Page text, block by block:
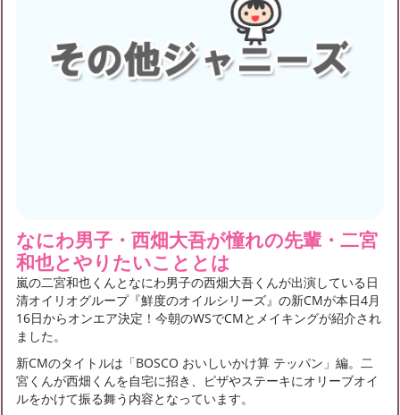
なにわ男子・西畑大吾が憧れの先輩・二宮
和也とやりたいこととは
嵐の二宮和也くんとなにわ男子の西畑大吾くんが出演している日
清オイリオグループ『鮮度のオイルシリーズ』の新CMが本日4月
16日からオンエア決定！今朝のWSでCMとメイキングが紹介され
ました。
新CMのタイトルは「BOSCO おいしいかけ算 テッパン」編。二
宮くんが西畑くんを自宅に招き、ピザやステーキにオリーブオイ
ルをかけて振る舞う内容となっています。